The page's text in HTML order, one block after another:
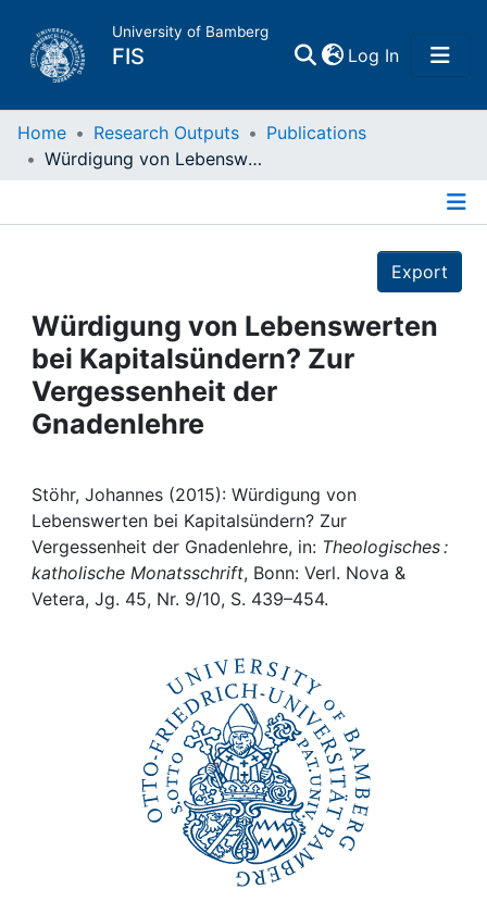
University of Bamberg
FIS Log In(current)
Home
Projects
People
Institutions
Awards
My FIS
Help
Home Research Outputs
Publications
Würdigung von Lebenswerten bei Kapitalsündern? Zur Vergessenheit der Gnadenlehre
Export
Würdigung von Lebenswerten
bei Kapitalsündern? Zur
Vergessenheit der
Gnadenlehre
Stöhr, Johannes (2015): Würdigung von
Lebenswerten bei Kapitalsündern? Zur
Vergessenheit der Gnadenlehre, in: Theologisches :
katholische Monatsschrift, Bonn: Verl. Nova &
Vetera, Jg. 45, Nr. 9/10, S. 439–454.